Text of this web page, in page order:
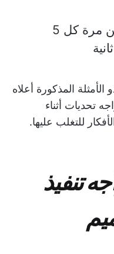
تقليل معدل التحديث من مرة كل 5
الأمثلة المذكورة أعلاه
تحديات أثناء
للتغلب عليها.
تنفيذ